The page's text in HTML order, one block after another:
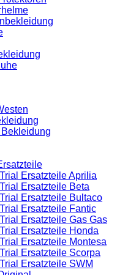
Ersatzteile Aprilia
Ersatzteile Beta
Ersatzteile Bultaco
Ersatzteile Fantic
Ersatzteile Gas Gas
Ersatzteile Honda
Ersatzteile Montesa
Ersatzteile Scorpa
Ersatzteile SWM